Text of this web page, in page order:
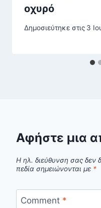
οχυρό
Δημοσιεύτηκε στις 3
Αφήστε μια
Η ηλ. διεύθυνση σας δεν
πεδία σημειώνονται με *
Comment *